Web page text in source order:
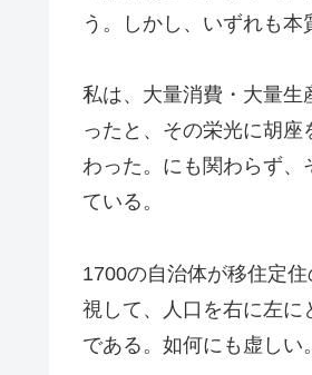
う。しかし、いずれも本
私は、大量消費・大量生
ったと、その栄光に胡
わった。にも関わらず、
ている。
1700の自治体が移住定
視して、人口を右に左に
である。如何にも虚しい